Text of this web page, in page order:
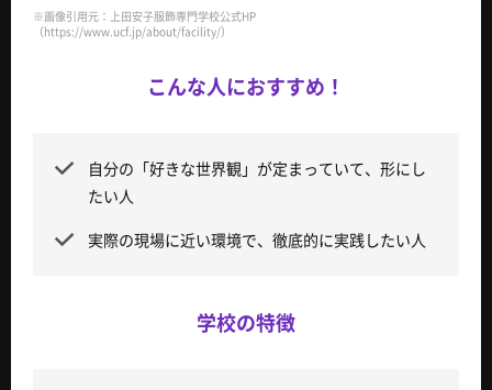
※画像引用元：上田安子服飾専門学校公式HP
（https://www.ucf.jp/about/facility/）
こんな人におすすめ！
自分の「好きな世界観」が定まっていて、形にし
たい人
実際の現場に近い環境で、徹底的に実践したい人
学校の特徴